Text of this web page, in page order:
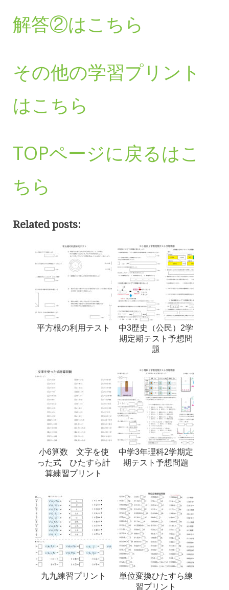
解答②はこちら
その他の学習プリント
はこちら
TOPページに戻るはこ
ちら
Related posts:
平方根の利用テスト
中3歴史（公民）2学
期定期テスト予想問
題
小6算数 文字を使
った式 ひたすら計
算練習プリント
中学3年理科2学期定
期テスト予想問題
九九練習プリント
単位変換ひたすら練
習プリント